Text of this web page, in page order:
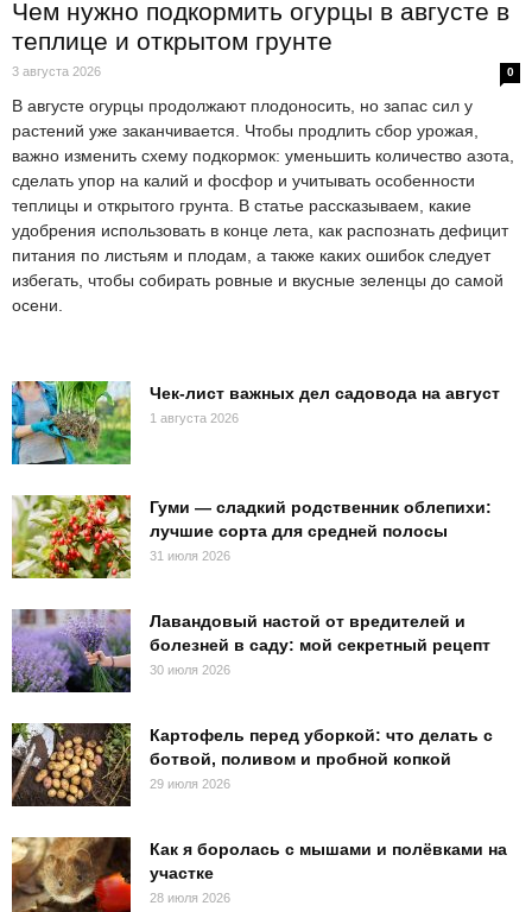
Чем нужно подкормить огурцы в августе в
теплице и открытом грунте
3 августа 2026 0
В августе огурцы продолжают плодоносить, но запас сил у
растений уже заканчивается. Чтобы продлить сбор урожая,
важно изменить схему подкормок: уменьшить количество азота,
сделать упор на калий и фосфор и учитывать особенности
теплицы и открытого грунта. В статье рассказываем, какие
удобрения использовать в конце лета, как распознать дефицит
питания по листьям и плодам, а также каких ошибок следует
избегать, чтобы собирать ровные и вкусные зеленцы до самой
осени.
Чек-лист важных дел садовода на август
1 августа 2026
Гуми — сладкий родственник облепихи:
лучшие сорта для средней полосы
31 июля 2026
Лавандовый настой от вредителей и
болезней в саду: мой секретный рецепт
30 июля 2026
Картофель перед уборкой: что делать с
ботвой, поливом и пробной копкой
29 июля 2026
Как я боролась с мышами и полёвками на
участке
28 июля 2026